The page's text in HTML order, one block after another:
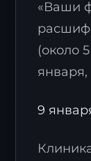
«Ваши
(около
января,
9
Оставьте
вами для